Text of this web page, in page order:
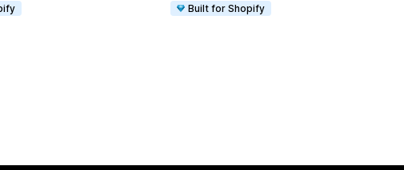
Built for Shopify